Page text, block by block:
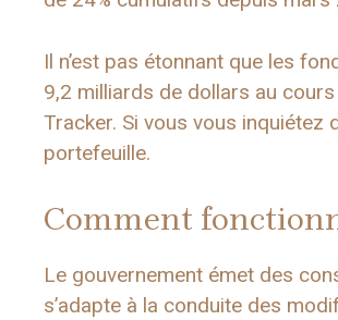
Il n’est pas étonnant que les
9,2 milliards de dollars au
Tracker. Si vous vous inquiétez
portefeuille.
Comment
Le gouvernement émet des
s’adapte à la conduite des